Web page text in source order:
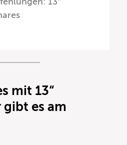
mit 13“
gibt es am